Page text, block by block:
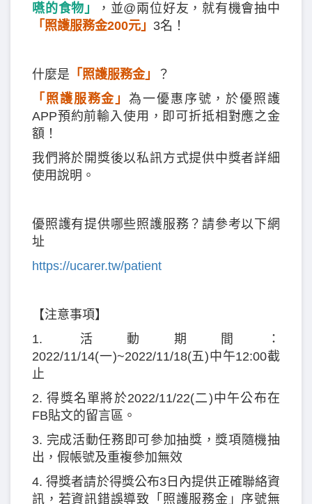
嚥的食物」
，並@兩位好友，就有機會抽中
「照護服務金200元」 3名！
什麼是 「照護服務金」
？
「照護服務金」為一優惠序號，於優照護
APP預約前輸入使用，即可折抵相對應之金
額！
我們將於開獎後以私訊方式提供中獎者詳細
使用說明。
優照護有提供哪些照護服務？請參考以下網
址
https://ucarer.tw/patient
【注意事項】
1. 活動期間：
2022/11/14(一)~2022/11/18(五)中午12:00截
止
2. 得獎名單將於2022/11/22(二)中午公布在
FB貼文的留言區。
3. 完成活動任務即可參加抽獎，獎項隨機抽
出，假帳號及重複參加無效
4. 得獎者請於得獎公布3日內提供正確聯絡資
訊，若資訊錯誤導致「照護服務金」序號無